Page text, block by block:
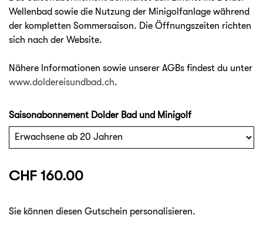
Wellenbad sowie die Nutzung der Minigolfanlage während
der kompletten Sommersaison. Die Öffnungszeiten richten
sich nach der Website.
Nähere Informationen sowie unserer AGBs findest du unter
www.doldereisundbad.ch.
Saisonabonnement Dolder Bad und Minigolf
CHF 160.00
Sie können diesen Gutschein personalisieren.